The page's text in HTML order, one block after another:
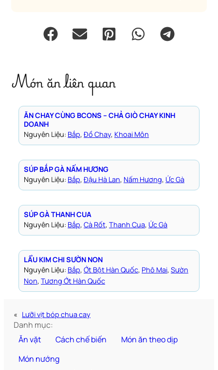
Món ăn liên quan
ĂN CHAY CÙNG BCONS – CHẢ GIÒ CHAY KINH
DOANH
Nguyên Liệu: Bắp, Đồ Chay, Khoai Môn
SÚP BẮP GÀ NẤM HƯƠNG
Nguyên Liệu: Bắp, Đậu Hà Lan, Nấm Hương, Ức Gà
SÚP GÀ THANH CUA
Nguyên Liệu: Bắp, Cà Rốt, Thanh Cua, Ức Gà
LẨU KIM CHI SƯỜN NON
Nguyên Liệu: Bắp, Ớt Bột Hàn Quốc, Phô Mai, Sườn
Non, Tương Ớt Hàn Quốc
« Lưỡi vịt bóp chua cay
Danh mục:
Ăn vặt
Cách chế biến
Món ăn theo dịp
Món nướng